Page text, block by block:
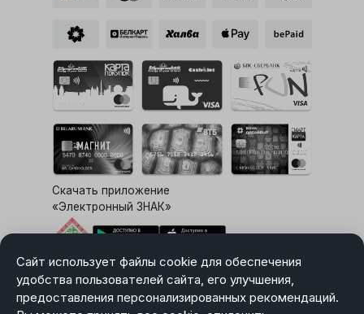
Сайт использует файлы cookie для обеспечения
удобства пользователей сайта, его улучшения,
предоставления персонализированных рекомендаций.
Скачать приложение
«Электронный ЗНАК»
Выбор настроек Cookie